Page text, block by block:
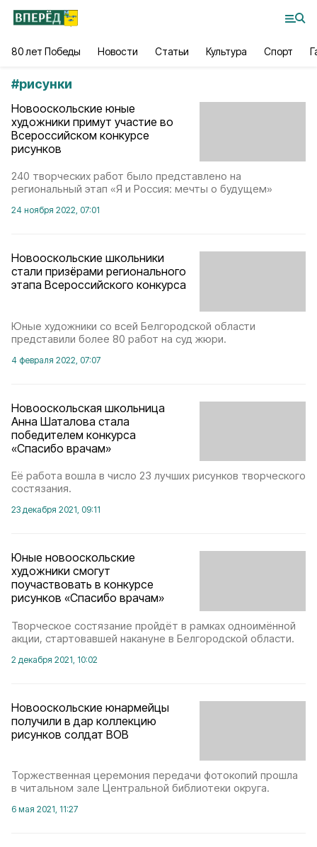
80 лет Победы Новости Статьи Культура Спорт
#рисунки
Новооскольские юные
художники примут участие во
Всероссийском конкурсе
рисунков
240 творческих работ было представлено на
региональный этап «Я и Россия: мечты о будущем»
24 ноября 2022, 07:01
Новооскольские школьники
стали призёрами регионального
этапа Всероссийского конкурса
Юные художники со всей Белгородской области
представили более 80 работ на суд жюри.
4 февраля 2022, 07:07
Новооскольская школьница
Анна Шаталова стала
победителем конкурса
«Спасибо врачам»
Её работа вошла в число 23 лучших рисунков творческого
состязания.
23 декабря 2021, 09:11
Юные новооскольские
художники смогут
поучаствовать в конкурсе
рисунков «Спасибо врачам»
Творческое состязание пройдёт в рамках одноимённой
акции, стартовавшей накануне в Белгородской области.
2 декабря 2021, 10:02
Новооскольские юнармейцы
получили в дар коллекцию
рисунков солдат ВОВ
Торжественная церемония передачи фотокопий прошла
в читальном зале Центральной библиотеки округа.
6 мая 2021, 11:27